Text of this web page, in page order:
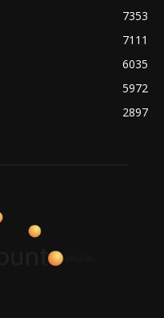
7353
7111
6035
5972
2897